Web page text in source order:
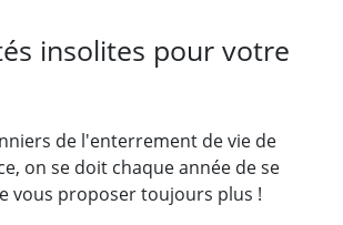
insolites pour votre
de l'enterrement de vie de
on se doit chaque année de se
vous proposer toujours plus !